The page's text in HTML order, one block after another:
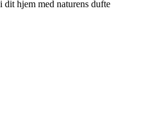
hjem med naturens dufte